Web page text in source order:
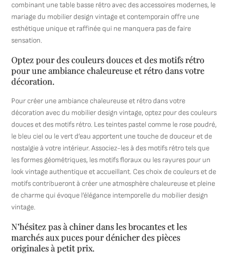
combinant une table basse rétro avec des accessoires modernes, le
mariage du mobilier design vintage et contemporain offre une
esthétique unique et raffinée qui ne manquera pas de faire
sensation.
Optez pour des couleurs douces et des motifs rétro
pour une ambiance chaleureuse et rétro dans votre
décoration.
Pour créer une ambiance chaleureuse et rétro dans votre
décoration avec du mobilier design vintage, optez pour des couleurs
douces et des motifs rétro. Les teintes pastel comme le rose poudré,
le bleu ciel ou le vert d’eau apportent une touche de douceur et de
nostalgie à votre intérieur. Associez-les à des motifs rétro tels que
les formes géométriques, les motifs floraux ou les rayures pour un
look vintage authentique et accueillant. Ces choix de couleurs et de
motifs contribueront à créer une atmosphère chaleureuse et pleine
de charme qui évoque l’élégance intemporelle du mobilier design
vintage.
N’hésitez pas à chiner dans les brocantes et les
marchés aux puces pour dénicher des pièces
originales à petit prix.